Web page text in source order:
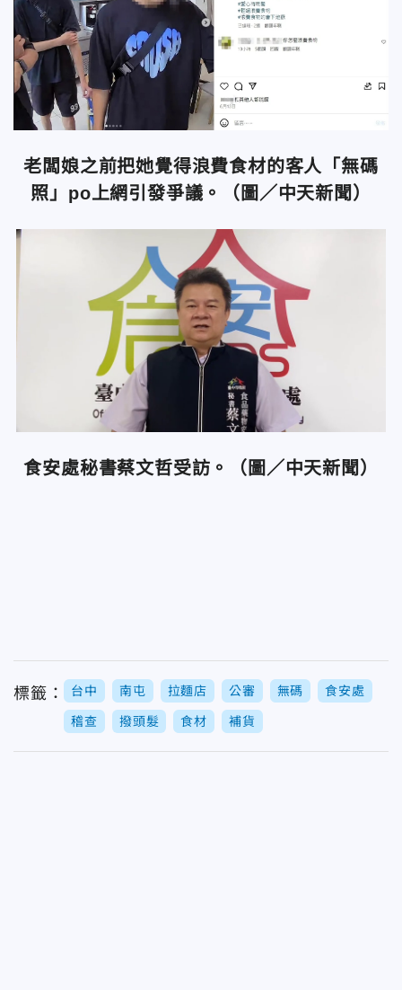
老闆娘之前把她覺得浪費食材的客人「無碼
照」po上網引發爭議。（圖／中天新聞）
食安處秘書蔡文哲受訪。（圖／中天新聞）
標籤： 台中 南屯 拉麵店 公審 無碼 食安處
稽查 撥頭髮 食材 補貨